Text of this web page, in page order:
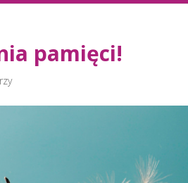
pamięci!